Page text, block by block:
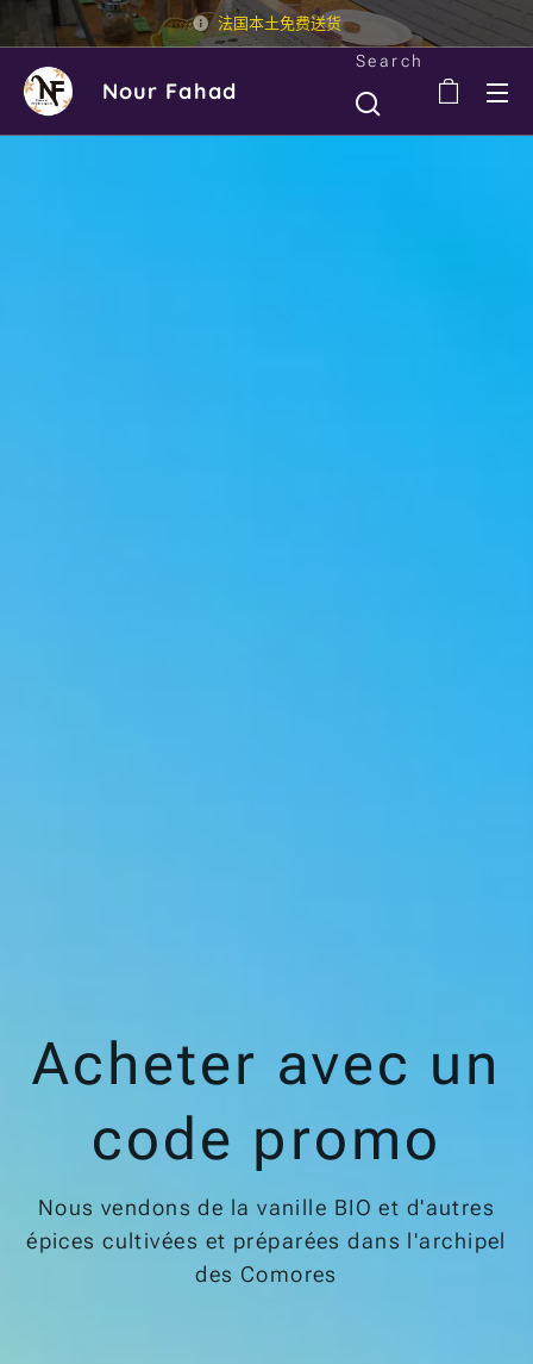
法国本土免费送货
Nour Fahad
Search
Acheter avec un
code promo
Nous vendons de la vanille BIO et d'autres
épices cultivées et préparées dans l'archipel
des Comores